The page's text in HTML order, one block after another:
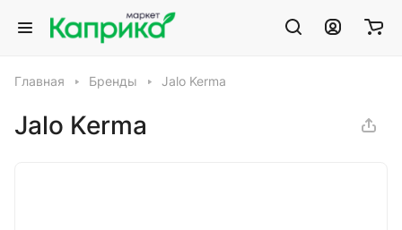
Главная Бренды Jalo Kerma
Jalo Kerma